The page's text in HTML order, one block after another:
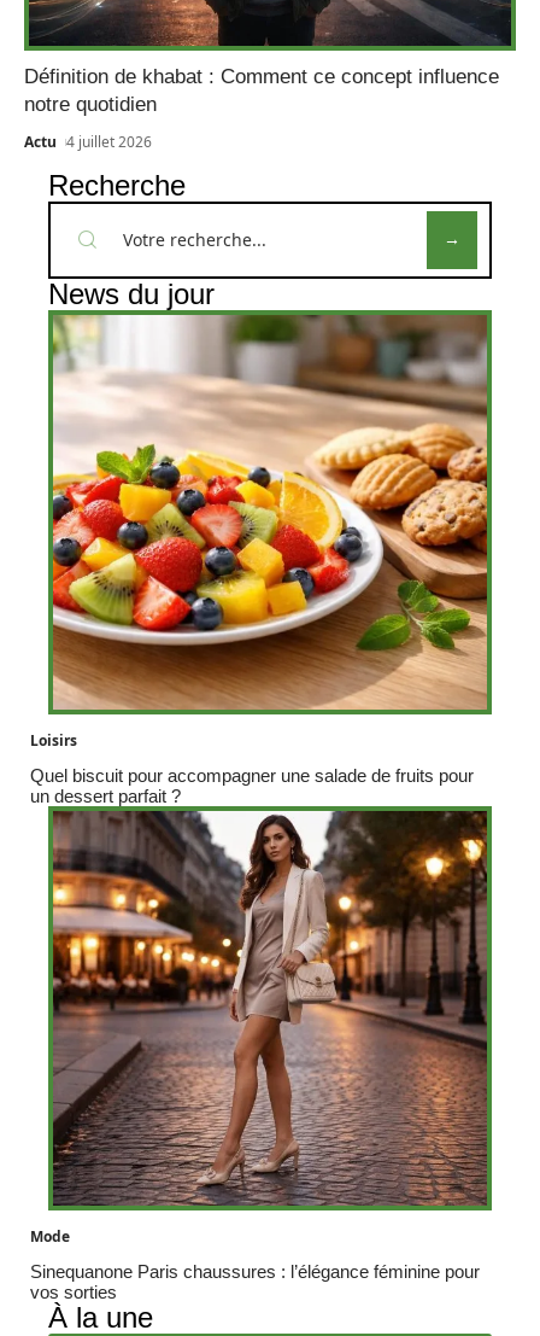
Définition de khabat : Comment ce concept influence
notre quotidien
Actu 4 juillet 2026
Recherche
News du jour
Loisirs
Quel biscuit pour accompagner une salade de fruits pour
un dessert parfait ?
Mode
Sinequanone Paris chaussures : l’élégance féminine pour
vos sorties
À la une